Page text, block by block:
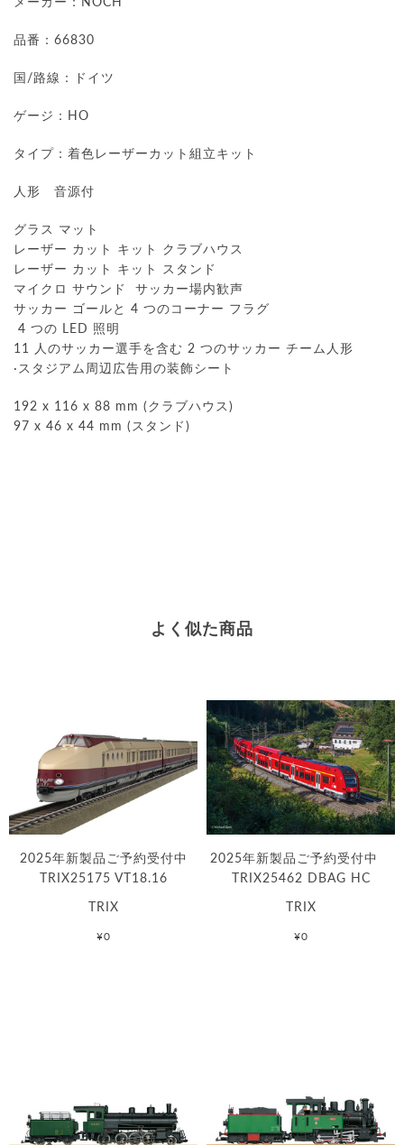
品番：66830
国/路線：ドイツ
ゲージ：HO
タイプ： 着色レーザーカット組立キット
人形 音源付
グラス マット
レーザー カット キット クラブハウス
レーザー カット キット スタンド
マイクロ サウンド サッカー場内歓声
サッカー ゴールと 4 つのコーナー フラグ
4 つの LED 照明
11 人のサッカー選手を含む 2 つのサッカー チーム人形
·スタジアム周辺広告用の装飾シート
192 x 116 x 88 mm (クラブハウス)
97 x 46 x 44 mm (スタンド)
よく似た商品
2025年新製品ご予約受付中
TRIX25175 VT18.16
TRIX
¥0
2025年新製品ご予約受付中
TRIX25462 DBAG HC
TRIX
¥0